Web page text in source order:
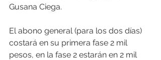
Gusana Ciega.
El abono general (para los dos días)
costará en su primera fase 2 mil
pesos, en la fase 2 estarán en 2 mil